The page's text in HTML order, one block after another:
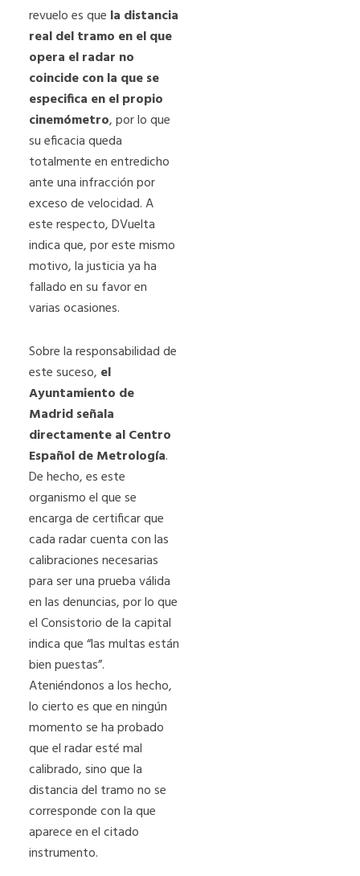
revuelo es que la distancia
real del tramo en el que
opera el radar no
coincide con la que se
especifica en el propio
cinemómetro, por lo que
su eficacia queda
totalmente en entredicho
ante una infracción por
exceso de velocidad. A
este respecto, DVuelta
indica que, por este mismo
motivo, la justicia ya ha
fallado en su favor en
varias ocasiones.
Sobre la responsabilidad de
este suceso, el
Ayuntamiento de
Madrid señala
directamente al Centro
Español de Metrología.
De hecho, es este
organismo el que se
encarga de certificar que
cada radar cuenta con las
calibraciones necesarias
para ser una prueba válida
en las denuncias, por lo que
el Consistorio de la capital
indica que “las multas están
bien puestas”.
Ateniéndonos a los hecho,
lo cierto es que en ningún
momento se ha probado
que el radar esté mal
calibrado, sino que la
distancia del tramo no se
corresponde con la que
aparece en el citado
instrumento.